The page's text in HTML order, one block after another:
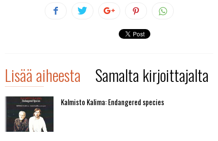
Lisää aiheesta Samalta kirjoittajalta
Kalmisto Kalima: Endangered species